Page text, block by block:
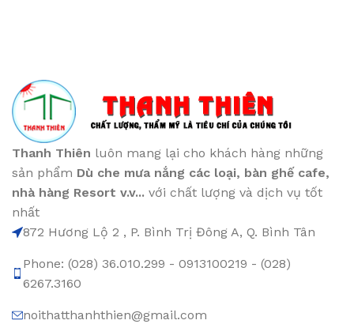
Thanh Thiên luôn mang lại cho khách hàng những
sản phẩm Dù che mưa nắng các loại, bàn ghế cafe,
nhà hàng Resort v.v... với chất lượng và dịch vụ tốt
nhất
872 Hương Lộ 2 , P. Bình Trị Đông A, Q. Bình Tân
Phone: (028) 36.010.299 - 0913100219 - (028)
6267.3160
noithatthanhthien@gmail.com